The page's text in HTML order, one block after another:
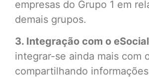
empresas do Grupo 1 em
demais grupos.
3. Integração com o
integrar-se ainda mais com
compartilhando